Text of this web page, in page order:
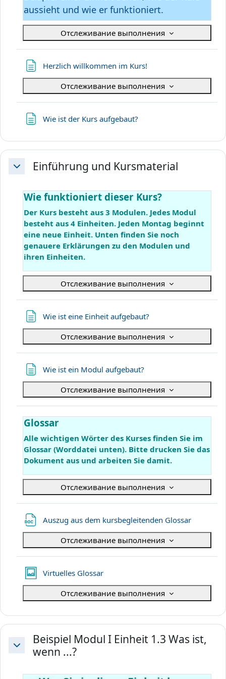
Отслеживание выполнения
aussieht und wie er funktioniert.
Herzlich willkommen im Kurs!
Отслеживание выполнения
Wie ist der Kurs aufgebaut?
СвернутьEinführung und Kursmaterial
Отслеживание выполнения
Wie funktioniert dieser Kurs?
Der Kurs besteht aus 3 Modulen. Jedes Modul
besteht aus 4 Einheiten. Jeden Montag beginnt
eine neue Einheit. Unten finden Sie noch
genauere Erklärungen zu den Modulen und
ihren Einheiten.
Wie ist eine Einheit aufgebaut?
Отслеживание выполнения
Wie ist ein Modul aufgebaut?
Отслеживание выполнения
Отслеживание выполнения
Glossar
Alle wichtigen Wörter des Kurses finden Sie im
Glossar (Worddatei unten). Bitte drucken Sie das
Dokument aus und arbeiten Sie damit.
Auszug aus dem kursbegleitenden Glossar
Отслеживание выполнения
Virtuelles GlossarГалерея Lightbox
Отслеживание выполнения
Свернуть
Beispiel Modul I Einheit 1.3 Was ist,
wenn ...?